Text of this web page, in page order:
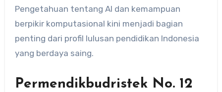
Pengetahuan tentang AI dan kemampuan
berpikir komputasional kini menjadi bagian
penting dari profil lulusan pendidikan Indonesia
yang berdaya saing.
Permendikbudristek No. 12